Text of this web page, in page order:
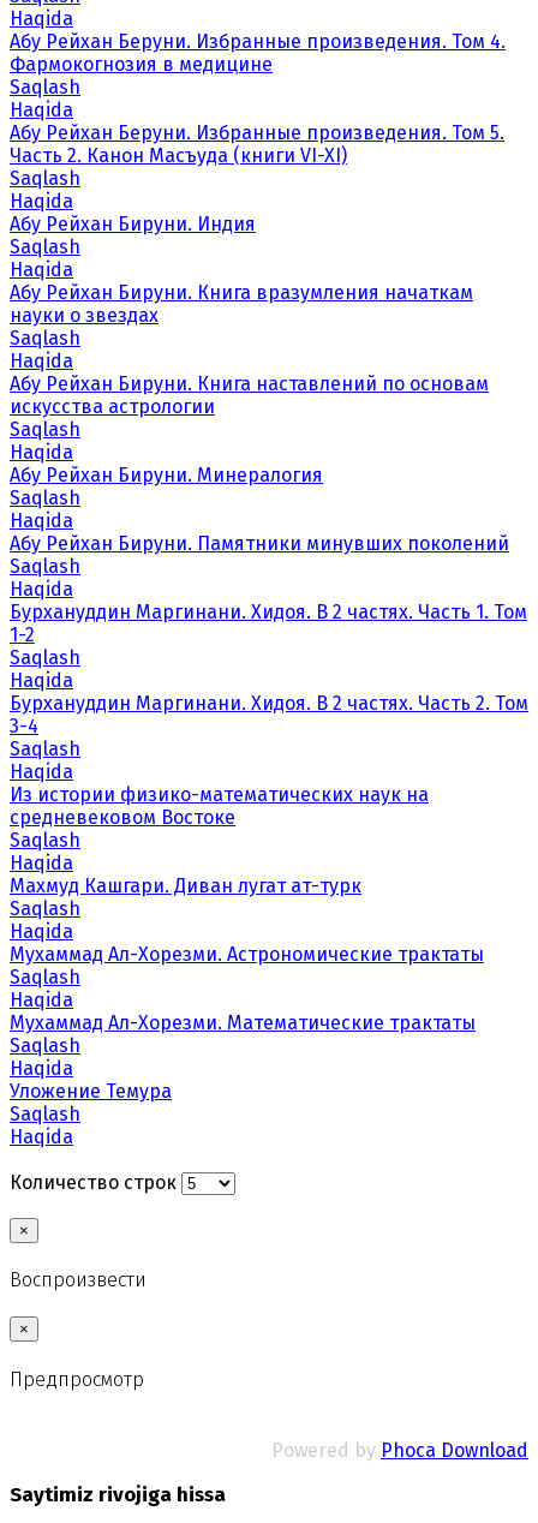
Haqida
Абу Рейхан Беруни. Избранные произведения. Том 4.
Фармокогнозия в медицине
Saqlash
Haqida
Абу Рейхан Беруни. Избранные произведения. Том 5.
Часть 2. Канон Масъуда (книги VI-XI)
Saqlash
Haqida
Абу Рейхан Бируни. Индия
Saqlash
Haqida
Абу Рейхан Бируни. Книга вразумления начаткам
науки о звездах
Saqlash
Haqida
Абу Рейхан Бируни. Книга наставлений по основам
искусства астрологии
Saqlash
Haqida
Абу Рейхан Бируни. Минералогия
Saqlash
Haqida
Абу Рейхан Бируни. Памятники минувших поколений
Saqlash
Haqida
Бурхануддин Маргинани. Хидоя. В 2 частях. Часть 1. Том
1-2
Saqlash
Haqida
Бурхануддин Маргинани. Хидоя. В 2 частях. Часть 2. Том
3-4
Saqlash
Haqida
Из истории физико-математических наук на
средневековом Востоке
Saqlash
Haqida
Махмуд Кашгари. Диван лугат ат-турк
Saqlash
Haqida
Мухаммад Ал-Хорезми. Астрономические трактаты
Saqlash
Haqida
Мухаммад Ал-Хорезми. Математические трактаты
Saqlash
Haqida
Уложение Темура
Saqlash
Haqida
Количество строк
×
Воспроизвести
×
Предпросмотр
Powered by Phoca Download
Saytimiz rivojiga hissa